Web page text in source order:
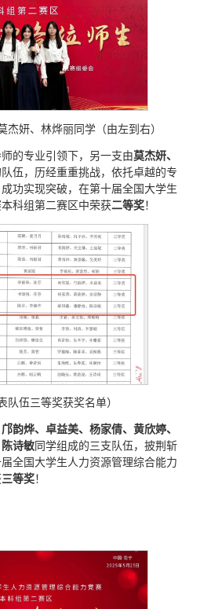
杰妍、林烨丽同学（由左到右）
的专业引领下，另一支由莫杰妍、
队伍，历经重重挑战，依托卓越的专
功实现突破，在第十届全国大学生
科组第二赛区中荣获二等奖！
队伍三等奖获奖名单）
韵烨、卓益美、杨家倩、黄欣婷、
诗敏 同学组成的三支队伍，披荆斩
全国大学生人力资源管理综合能力
三等奖！